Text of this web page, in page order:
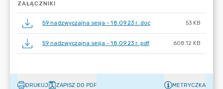
ZAŁĄCZNIKI
59 nadzwyczajna sesja - 18.09.23 r..doc 53 KB
59 nadzwyczajna sesja - 18.09.23 r..pdf 608.12 KB
DRUKUJ ZAPISZ DO PDF METRYCZKA